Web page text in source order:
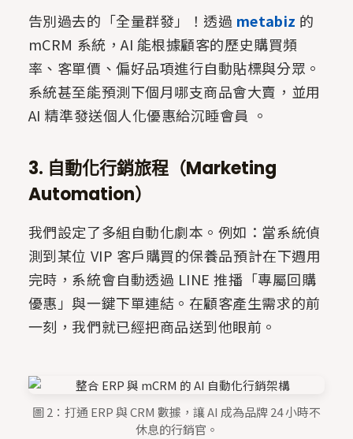
告別過去的「全量群發」！透過 metabiz 的
mCRM 系統，AI 能根據顧客的歷史購買頻
率、客單價、偏好品項進行自動貼標與分眾。
系統甚至能預測下個月哪支商品會大賣，並用
AI 精準發送個人化優惠給沉睡會員 。
3. 自動化行銷旅程（Marketing
Automation）
我們設定了多組自動化劇本。例如：當系統偵
測到某位 VIP 客戶購買的保養品預計在下週用
完時，系統會自動透過 LINE 推播「專屬回購
優惠」與一鍵下單連結。在顧客產生需求的前
一刻，我們就已經把商品送到他眼前。
圖 2：打通 ERP 與 CRM 數據，讓 AI 成為品牌 24 小時不
休息的行銷官。